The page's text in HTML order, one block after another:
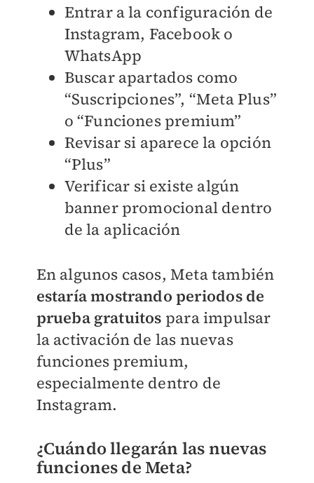
Entrar a la configuración de
Instagram, Facebook o
WhatsApp
Buscar apartados como
“Suscripciones”, “Meta Plus”
o “Funciones premium”
Revisar si aparece la opción
“Plus”
Verificar si existe algún
banner promocional dentro
de la aplicación
En algunos casos, Meta también
estaría mostrando periodos de
prueba gratuitos para impulsar
la activación de las nuevas
funciones premium,
especialmente dentro de
Instagram.
¿Cuándo llegarán las nuevas
funciones de Meta?